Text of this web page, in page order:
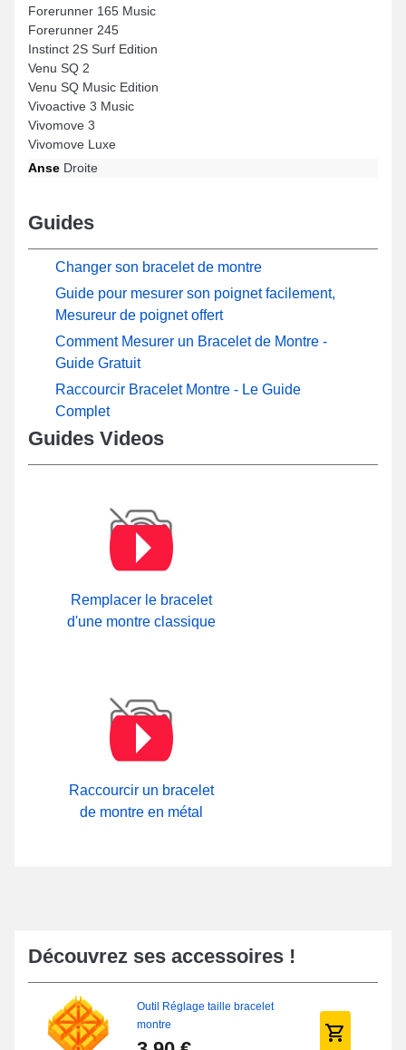
Forerunner 165 Music
Forerunner 245
Instinct 2S Surf Edition
Venu SQ 2
Venu SQ Music Edition
Vivoactive 3 Music
Vivomove 3
Vivomove Luxe
Anse Droite
Guides
Changer son bracelet de montre
Guide pour mesurer son poignet facilement,
Mesureur de poignet offert
Comment Mesurer un Bracelet de Montre -
Guide Gratuit
Raccourcir Bracelet Montre - Le Guide
Complet
Guides Videos
Remplacer le bracelet
d'une montre classique
Raccourcir un bracelet
de montre en métal
Découvrez ses accessoires !
Outil Réglage taille bracelet
montre